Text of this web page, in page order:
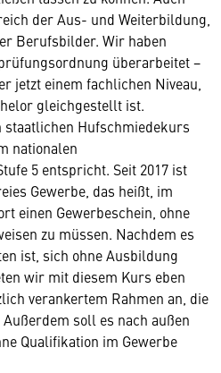
der Aus- und Weiterbildung,
Berufsbilder. Wir haben
überarbeitet −
jetzt einem fachlichen Niveau,
gleichgestellt ist.
Hufschmiedekurs
nationalen
5 entspricht. Seit 2017 ist
Gewerbe, das heißt, im
einen Gewerbeschein, ohne
zu müssen. Nachdem es
ist, sich ohne Ausbildung
wir mit diesem Kurs eben
verankertem Rahmen an, die
soll es nach außen
Qualifikation im Gewerbe